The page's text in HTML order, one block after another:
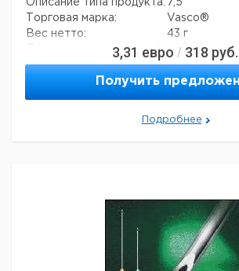
Описание типа продукта: 7,5
Торговая марка:
Vasco®
Вес нетто:
43 г
Данные для перевозки (реальные
отличаться)
Страна происхождения: Австрия
3,31 евро / 318 руб.
Получить
Подробнее